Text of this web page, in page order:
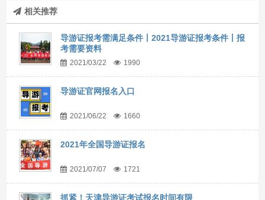
相关推荐
导游证报考需满足条件丨2021导游证报考条件丨报
考需要资料
2021/03/22 1990
导游证官网报名入口
2021/06/22 1660
2021年全国导游证报名
2021/07/07 1721
抓紧！天津导游证考试报名时间有限